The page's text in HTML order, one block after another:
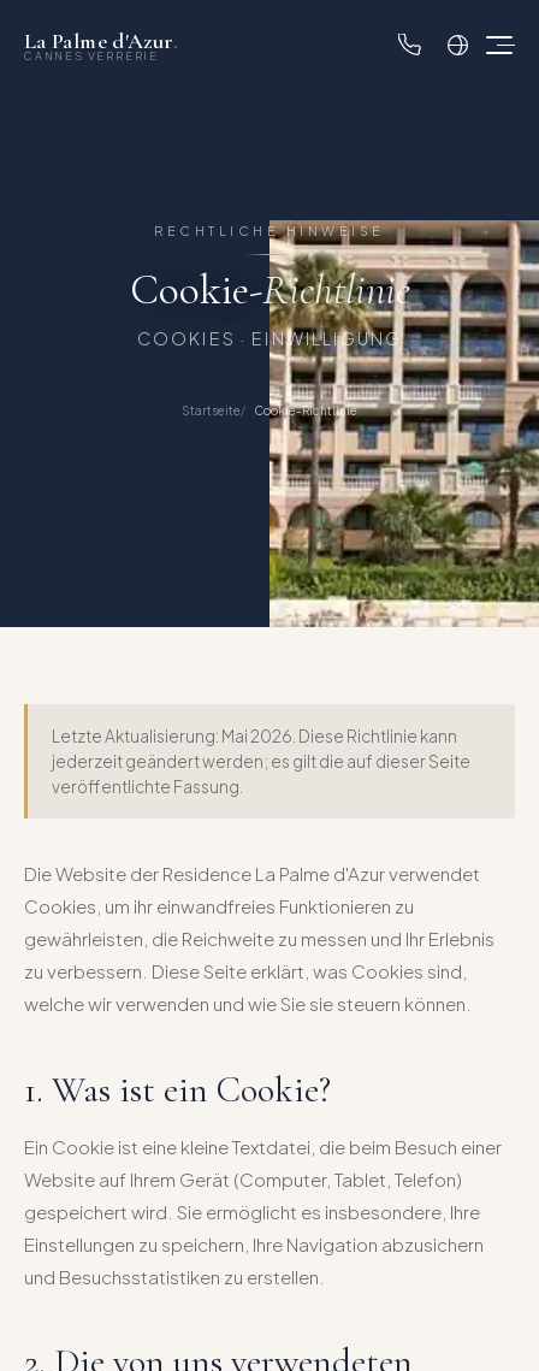
La Palme d'Azur.
CANNES VERRERIE
RECHTLICHE HINWEISE
Cookie-Richtlinie
COOKIES · EINWILLIGUNG
Startseite Cookie-Richtlinie
Letzte Aktualisierung: Mai 2026. Diese Richtlinie kann
jederzeit geändert werden; es gilt die auf dieser Seite
veröffentlichte Fassung.
Die Website der Residence La Palme d'Azur verwendet
Cookies, um ihr einwandfreies Funktionieren zu
gewährleisten, die Reichweite zu messen und Ihr Erlebnis
zu verbessern. Diese Seite erklärt, was Cookies sind,
welche wir verwenden und wie Sie sie steuern können.
1. Was ist ein Cookie?
Ein Cookie ist eine kleine Textdatei, die beim Besuch einer
Website auf Ihrem Gerät (Computer, Tablet, Telefon)
gespeichert wird. Sie ermöglicht es insbesondere, Ihre
Einstellungen zu speichern, Ihre Navigation abzusichern
und Besuchsstatistiken zu erstellen.